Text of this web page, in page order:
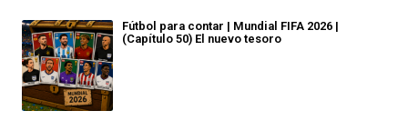
Fútbol para contar | Mundial FIFA 2026 |
(Capítulo 50) El nuevo tesoro